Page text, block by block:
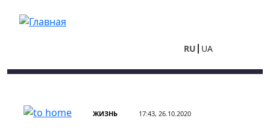
RU UA
ЖИЗНЬ 17:43, 26.10.2020